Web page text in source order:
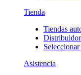
Tienda
Tiendas
Asistencia